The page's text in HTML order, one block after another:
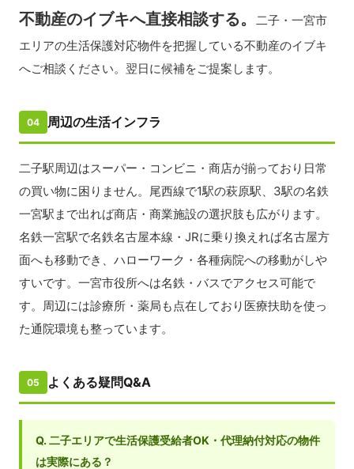
不動産のイブキへ直接相談する。
二子・一宮市
エリアの生活保護対応物件を把握している不動産のイブキ
へご相談ください。翌日に候補をご提案します。
04 周辺の生活インフラ
二子駅周辺はスーパー・コンビニ・商店が揃っており日常
の買い物に困りません。尾西線で1駅の萩原駅、3駅の名鉄
一宮駅まで出れば商店・商業施設の選択肢も広がります。
名鉄一宮駅で名鉄名古屋本線・JRに乗り換えれば名古屋方
面へも移動でき、ハローワーク・各種病院への移動がしや
すいです。一宮市役所へは名鉄・バスでアクセス可能で
す。周辺には診療所・薬局も点在しており医療扶助を使っ
た通院環境も整っています。
05 よくある疑問Q&A
Q. 二子エリアで生活保護受給者OK・代理納付対応の物件
は実際にある？